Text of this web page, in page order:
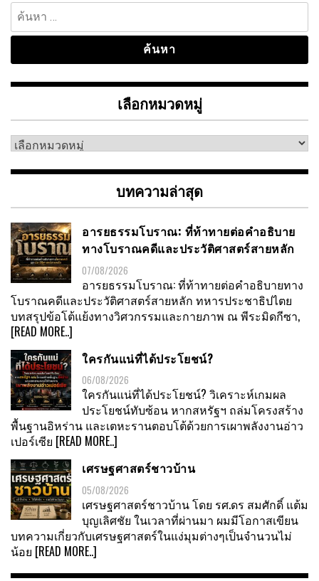
ค้นหา
สำหรับ:
เลือกหมวดหมู่
เลือก
หมู่
บทความล่าสุด
อารยธรรมโบราณ: ที่ท้าทายต่อคำอธิบาย
ทางโบราณคดีและประวัติศาสตร์สายหลัก
07/08/2026
อารยธรรมโบราณ: ที่ท้าทายต่อคำอธิบายทาง
โบราณคดีและประวัติศาสตร์สายหลัก ทหารประชาธิปไตย
บทสรุปข้อโต้แย้งทางวิศวกรรมและกายภาพ ณ พีระมิดกีซา,
[READ MORE..]
ใครกันแน่ที่ได้ประโยชน์?
06/08/2026
ใครกันแน่ที่ได้ประโยชน์? วิเคราะห์เกมผล
ประโยชน์ทับซ้อน หากสหรัฐฯ ถล่มโครงสร้าง
พื้นฐานอิหร่าน และเตหะรานตอบโต้ด้วยการเผาพลังงานอ่าว
เปอร์เซีย [READ MORE..]
เศรษฐศาสตร์ชาวบ้าน
05/08/2026
เศรษฐศาสตร์ชาวบ้าน โดย รศ.ดร สมศักดิ์ แต้ม
บุญเลิศชัย ในเวลาที่ผ่านมา ผมมีโอกาสเขียน
บทความเกี่ยวกับเศรษฐศาสตร์ในแง่มุมต่างๆเป็นจำนวนไม่
น้อย [READ MORE..]